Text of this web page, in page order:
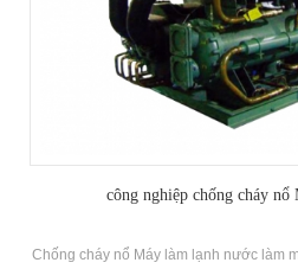
Ultra-Low Nhiệt độ Bộ
H'stars Ultra-Low Đơn vị bơm